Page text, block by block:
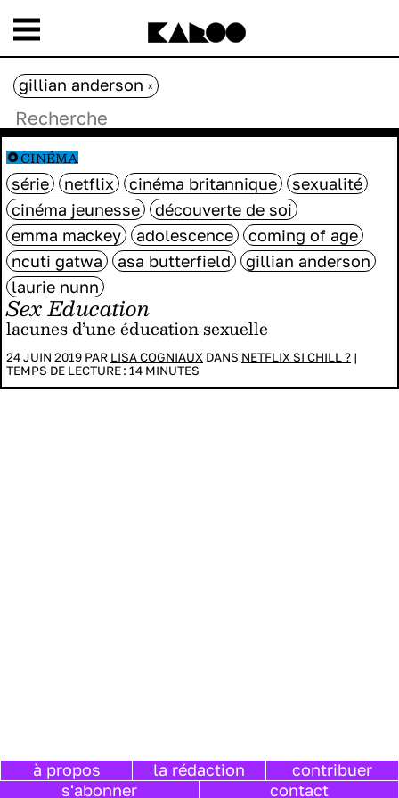
Sex Education
lacunes d’une éducation sexuelle
24 JUIN 2019 PAR LISA COGNIAUX DANS NETFLIX SI CHILL ? |
TEMPS DE LECTURE : 14 MINUTES
série netflix cinéma britannique
sexualité
cinéma jeunesse
découverte de soi
emma mackey
adolescence
coming of age
ncuti gatwa
asa butterfield
gillian anderson
laurie nunn
CINÉMA
gillian anderson x
à propos la rédaction
contribuer
s'abonner
contact